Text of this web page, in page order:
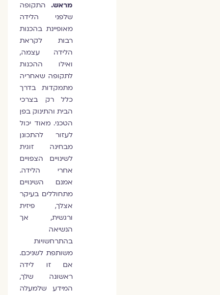
מראש.התקופה
שלפני הלידה
מאופיינת בהכנות
רבות לקראת
הלידה עצמה,
ואילו ההכנות
לתקופה שאחריה
מתמקדות בדרך
כלל רק בצרכי
הבית והתינוק בפן
הטכני. מאוד יכול
לעזור להתכונן
מבחינה זוגית
לשינויים הצפויים
אחרי הלידה.
אמנם השינויים
מתחוללים בעיקר
אצלך, פיזית
ורגשית, אך
הנשיאה
בהתרחשויות
משותפת לשניכם.
אם זו לידה
ראשונה שלך,
המידע שלמעלה